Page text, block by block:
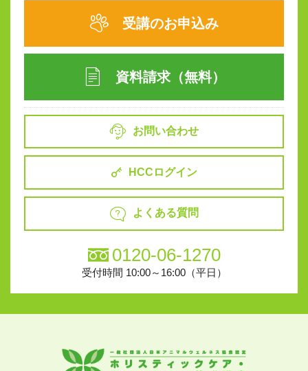
受講のお申込み
資料請求（無料）
お問い合わせ
HCCログイン
よくある質問
0120-06-1270
受付時間 10:00～16:00（平日）